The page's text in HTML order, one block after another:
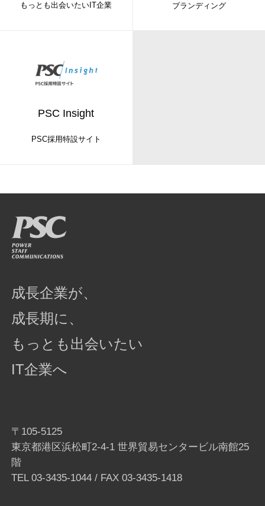
もっとも出会いたいIT企業
ブランディング
PSC Insight
PSC採用特設サイト
成長企業が、
成長期に、
もっとも出会いたい
IT企業へ
〒105-5125
東京都港区浜松町2-4-1 世界貿易センタービル南館25
階
TEL03-3435-1044/ FAX 03-3435-1418